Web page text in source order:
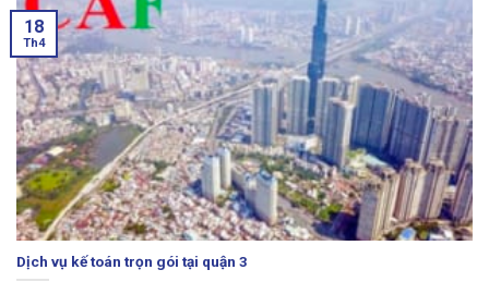
Dịch vụ kế toán trọn gói tại quận 3
18
Th4